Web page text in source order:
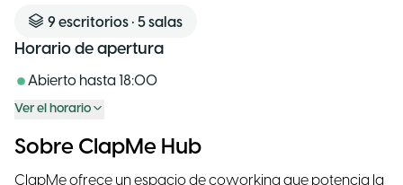
9 escritorios • 5salas
Horario de apertura
Abierto hasta 18:00
Ver el horario
Sobre ClapMe Hub
ClapMe ofrece un espacio de coworking que potencia la